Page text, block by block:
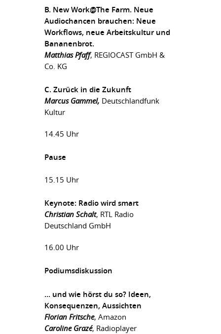
B. NewWork@The Farm. Neue
Audiochancen brauchen: Neue
Workflows, neue Arbeitskultur und
Bananenbrot.
Matthias Pfaff, REGIOCAST GmbH &
Co. KG
C. Zurück in die Zukunft
Marcus Gammel, Deutschlandfunk
Kultur
14.45 Uhr
Pause
15.15 Uhr
Keynote: Radio wird smart
Christian Schalt, RTL Radio
Deutschland GmbH
16.00 Uhr
Podiumsdiskussion
... und wie hörst du so? Ideen,
Konsequenzen, Aussichten
Florian Fritsche, Amazon
Caroline Grazé, Radioplayer